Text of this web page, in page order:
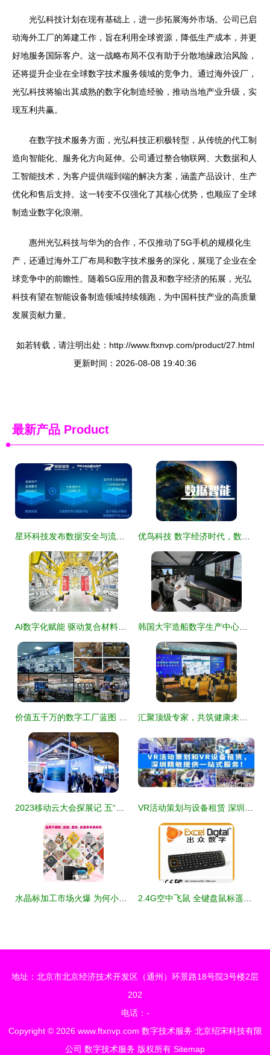
光弘科技计划在现有基础上，进一步拓展海外市场。公司已启
动海外工厂的筹建工作，旨在利用全球资源，降低生产成本，并更
好地服务国际客户。这一战略布局不仅有助于分散地缘政治风险，
还将提升企业在全球数字技术服务领域的竞争力。通过海外设厂，
光弘科技将输出其成熟的数字化制造经验，推动当地产业升级，实
现互利共赢。
在数字技术服务方面，光弘科技正积极转型，从传统的代工制
造向智能化、服务化方向延伸。公司通过整合物联网、大数据和人
工智能技术，为客户提供端到端的解决方案，涵盖产品设计、生产
优化和售后支持。这一转变不仅强化了其核心优势，也顺应了全球
制造业数字化浪潮。
惠州光弘科技与华为的合作，不仅推动了5G手机的规模化生
产，还通过海外工厂布局和数字技术服务的深化，展现了企业在全
球竞争中的前瞻性。随着5G应用的普及和数字经济的拓展，光弘
科技有望在智能设备制造领域持续领跑，为中国科技产业的高质量
发展贡献力量。
如若转载，请注明出处：http://www.ftxnvp.com/product/27.html
更新时间：2026-08-08 19:40:36
最新产品 Product
地址：北京市北京经济技术开发区（通州）环景路18号院3号楼2层
202
电话：-
Copyright © 2026 www.ftxnvp.com 数字技术服务 北京绍宋科技有限
公司 数字技术服务 版权所有 Sitemap